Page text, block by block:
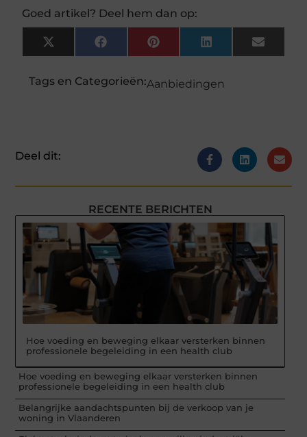
Goed artikel? Deel hem dan op:
X
(Twitter)
FacebookPinterestLinkedInEmail
Tags en Categorieën:Aanbiedingen
Deel dit:
RECENTE BERICHTEN
Hoe voeding en beweging elkaar versterken binnen
professionele begeleiding in een health club
Hoe voeding en beweging elkaar versterken binnen
professionele begeleiding in een health club
Belangrijke aandachtspunten bij de verkoop van je
woning in Vlaanderen